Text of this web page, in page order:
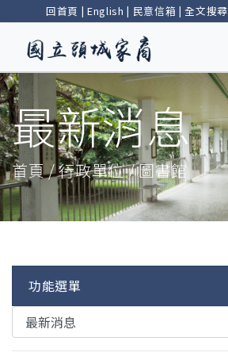
回首頁 | English | 民意信箱 |全文搜尋
最新消息
首頁 / 行政單位 / 圖書館
功能選單